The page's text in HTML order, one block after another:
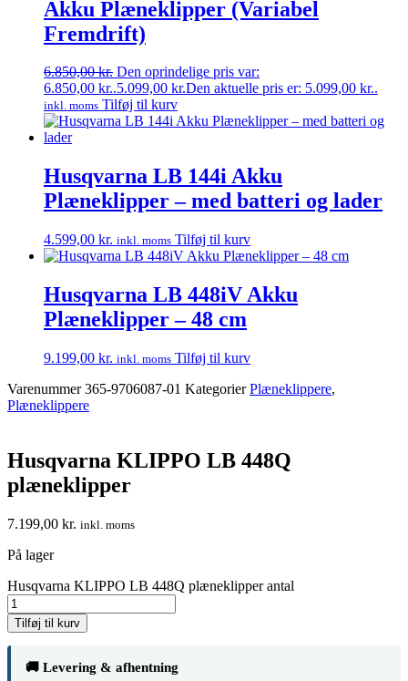
Akku Plæneklipper (Variabel
Fremdrift)
6.850,00kr. Den oprindelige pris var:
6.850,00 kr..5.099,00 kr.Den aktuelle pris er: 5.099,00 kr..
inkl. moms Tilføj til kurv
Husqvarna LB 144i Akku
Plæneklipper – med batteri og lader
4.599,00 kr. inkl. moms Tilføj til kurv
Husqvarna LB 448iV Akku
Plæneklipper – 48 cm
9.199,00 kr. inkl. moms Tilføj til kurv
Varenummer365-9706087-01 Kategorier Plæneklippere,
Plæneklippere
Husqvarna KLIPPO LB 448Q
plæneklipper
7.199,00 kr. inkl. moms
På lager
Husqvarna KLIPPO LB 448Q plæneklipper antal
Tilføj til kurv
🚚 Levering & afhentning